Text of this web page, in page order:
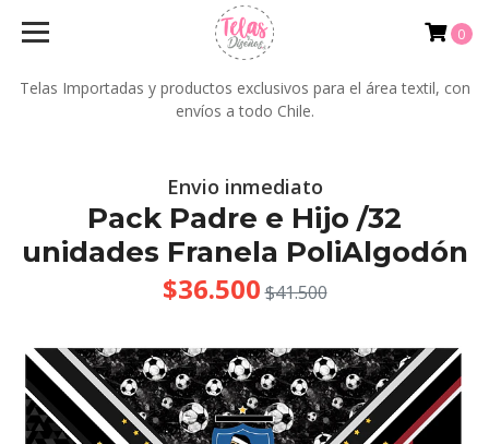
Telas Importadas y productos exclusivos para el área textil, con
envíos a todo Chile.
0
Envio inmediato
Pack Padre e Hijo /32
unidades Franela PoliAlgodón
$36.500 $41.500